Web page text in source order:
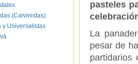
pasteles
La
pesar de
partidarios
(Calvinistas)
y Universalistas